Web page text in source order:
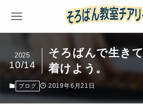
そろばんで生き
着けよう。
2025
10/14
ブログ 2019年6月21日